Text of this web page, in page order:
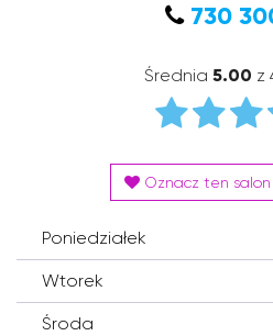
730
Średnia 5.00 z
Oznacz ten
Poniedziałek
Wtorek
Środa